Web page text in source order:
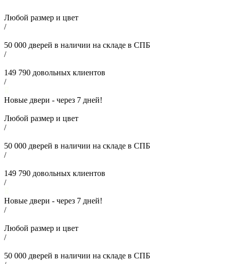
Любой размер и цвет
/
50 000 дверей в наличии на складе в СПБ
/
149 790 довольных клиентов
/
Новые двери - через 7 дней!
Любой размер и цвет
/
50 000 дверей в наличии на складе в СПБ
/
149 790 довольных клиентов
/
Новые двери - через 7 дней!
/
Любой размер и цвет
/
50 000 дверей в наличии на складе в СПБ